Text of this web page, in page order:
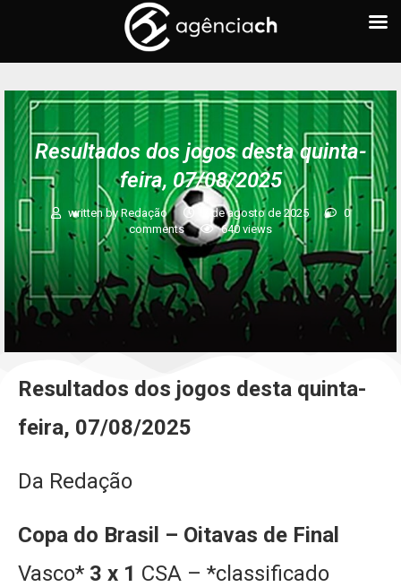
Resultados dos jogos desta quinta-
feira, 07/08/2025
written byRedação 7 de agosto de 2025
0
comments
640 views
Resultados dos jogos desta quinta-
feira, 07/08/2025
Da Redação
Copa do Brasil – Oitavas de Final
Vasco* 3 x 1 CSA – *classificado